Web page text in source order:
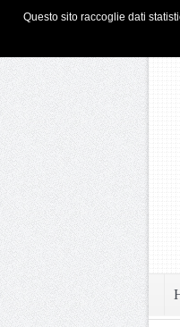
Questo sito raccoglie dati